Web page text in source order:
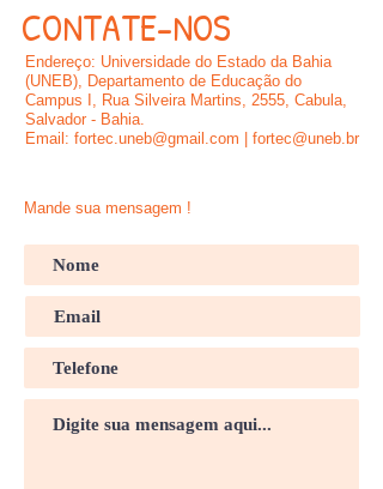
CONTATE-NOS
Endereço: Universidade do Estado da Bahia
(UNEB), Departamento de Educação do
Campus I, Rua Silveira Martins, 2555, Cabula,
Salvador - Bahia.
Email: fortec.uneb@gmail.com fortec@uneb.br
Mande sua mensagem !